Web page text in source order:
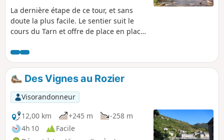
La dernière étape de ce tour, et sans
doute la plus facile. Le sentier suit le
cours du Tarn et offre de place en place
Des Vignes au Rozier
Visorandonneur
12,00 km
+245 m
-258 m
4h 10
Facile